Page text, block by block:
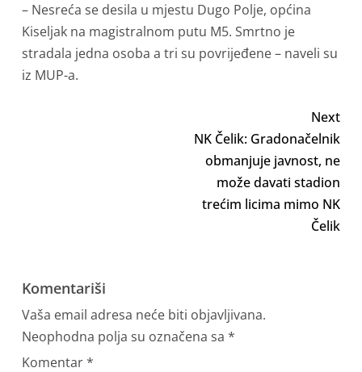
– Nesreća se desila u mjestu Dugo Polje, općina
Kiseljak na magistralnom putu M5. Smrtno je
stradala jedna osoba a tri su povrijeđene – naveli su
iz MUP-a.
Next
NK Čelik: Gradonačelnik
obmanjuje javnost, ne
može davati stadion
trećim licima mimo NK
Čelik
Komentariši
Vaša email adresa neće biti objavljivana.
Neophodna polja su označena sa *
Komentar*